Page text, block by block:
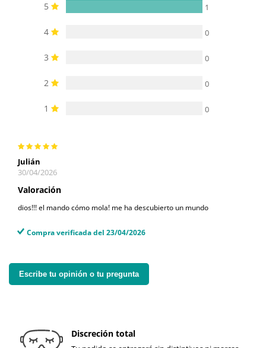
5 1
4 0
3 0
2 0
1 0
Julián
30/04/2026
Valoración
dios!!! el mando cómo mola! me ha descubierto un mundo
Compra verificada del 23/04/2026
Escribe tu opinión o tu pregunta
Discreción total